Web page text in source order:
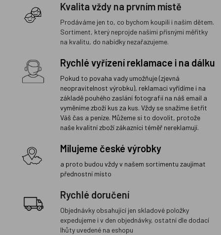
Kvalita vždy na prvním místě
Prodáváme jen to, co bychom koupili i našim dětem.
Sortiment, který neprojde našimi přísnými měřítky
na kvalitu, do nabídky nezařazujeme.
Rychlé vyřízení reklamace i na dálku
Pokud to povaha vady umožňuje (zjevná
neopravitelnost výrobku), reklamaci vyřídíme i na
základě pouhého zaslání fotografií na náš email a
vyměníme zboží kus za kus. Vždy se snažíme šetřit
Váš čas a peníze. Můžeme si to dovolit, protože
naše kvalitní zboží zákazníci téměř nereklamují.
Milujeme české výrobky
a proto budou vždy v našem sortimentu zaujímat
přednostní místo
Rychlé doručení
Objednávky obsahující jen skladové položky
expedujeme i v den objednávky, ostatní dle dodací
lhůty uvedené na eshopu